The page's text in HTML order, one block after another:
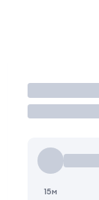
Торговать
15м